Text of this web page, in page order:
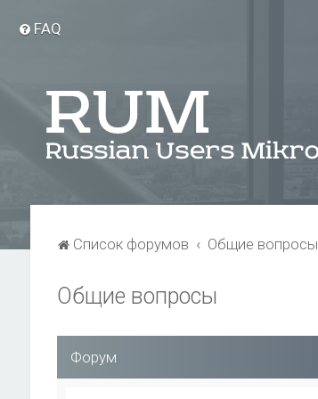
FAQ
Список форумов Общие вопросы
Общие вопросы
Форум